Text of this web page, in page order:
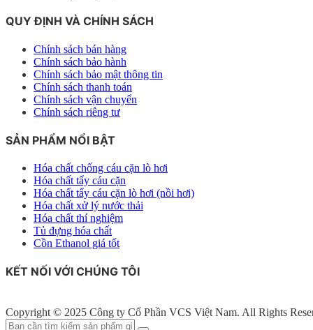
QUY ĐỊNH VÀ CHÍNH SÁCH
Chính sách bán hàng
Chính sách bảo hành
Chính sách bảo mật thông tin
Chính sách thanh toán
Chính sách vận chuyển
Chính sách riêng tư
SẢN PHẨM NỔI BẬT
Hóa chất chống cáu cặn lò hơi
Hóa chất tẩy cáu cặn
Hóa chất tẩy cáu cặn lò hơi (nồi hơi)
Hóa chất xử lý nước thải
Hóa chất thí nghiệm
Tủ đựng hóa chất
Cồn Ethanol giá tốt
KẾT NỐI VỚI CHÚNG TÔI
Copyright © 2025 Công ty Cổ Phần VCS Việt Nam. All Rights